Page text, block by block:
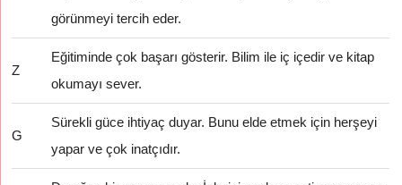
görünmeyi tercih eder.
Z
Eğitiminde çok başarı gösterir. Bilim ile iç içedir ve kitap
okumayı sever.
G
Sürekli güce ihtiyaç duyar. Bunu elde etmek için herşeyi
yapar ve çok inatçıdır.